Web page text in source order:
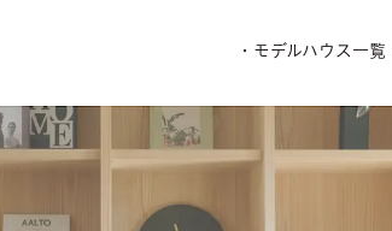
・モデルハウス一覧